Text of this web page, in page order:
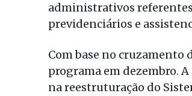
administrativos
previdenciários e
Com base no cruzamento
programa em dezembro.
na reestruturação do